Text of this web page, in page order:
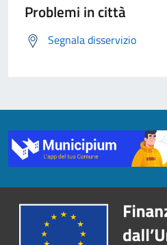
Problemi in città
Segnala disservizio